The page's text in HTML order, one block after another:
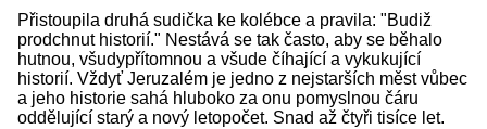
Přistoupila druhá sudička ke kolébce a pravila: "Budiž
prodchnut historií." Nestává se tak často, aby se běhalo
hutnou, všudypřítomnou a všude číhající a vykukující
historií. Vždyť Jeruzalém je jedno z nejstarších měst vůbec
a jeho historie sahá hluboko za onu pomyslnou čáru
oddělující starý a nový letopočet. Snad až čtyři tisíce let.